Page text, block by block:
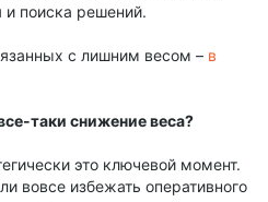
и поиска решений.
с лишним весом – в
таки снижение веса?
это ключевой момент.
вовсе избежать оперативного